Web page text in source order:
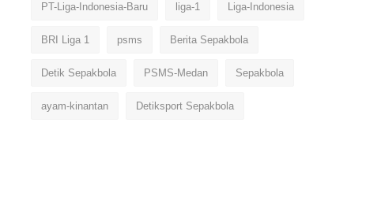
PT-Liga-Indonesia-Baru liga-1 Liga-Indonesia
BRI Liga 1 psms Berita Sepakbola
Detik Sepakbola PSMS-Medan Sepakbola
ayam-kinantan Detiksport Sepakbola